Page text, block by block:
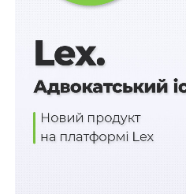
Понад 100 млн грн на
Запити пропозицій
формуватися для
вартістю…
ПОВ'ЯЗАНІ ТЕМИ: FEATURED
ДСА УКРАЇНИ